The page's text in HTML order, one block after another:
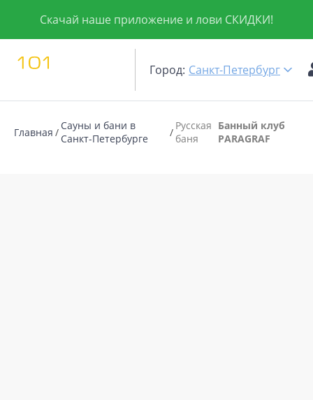
Скачай наше приложение и лови СКИДКИ!
Город: Санкт-Петербург
Главная
Сауны и бани в
Санкт-Петербурге
Русская
баня
Банный клуб
PARAGRAF